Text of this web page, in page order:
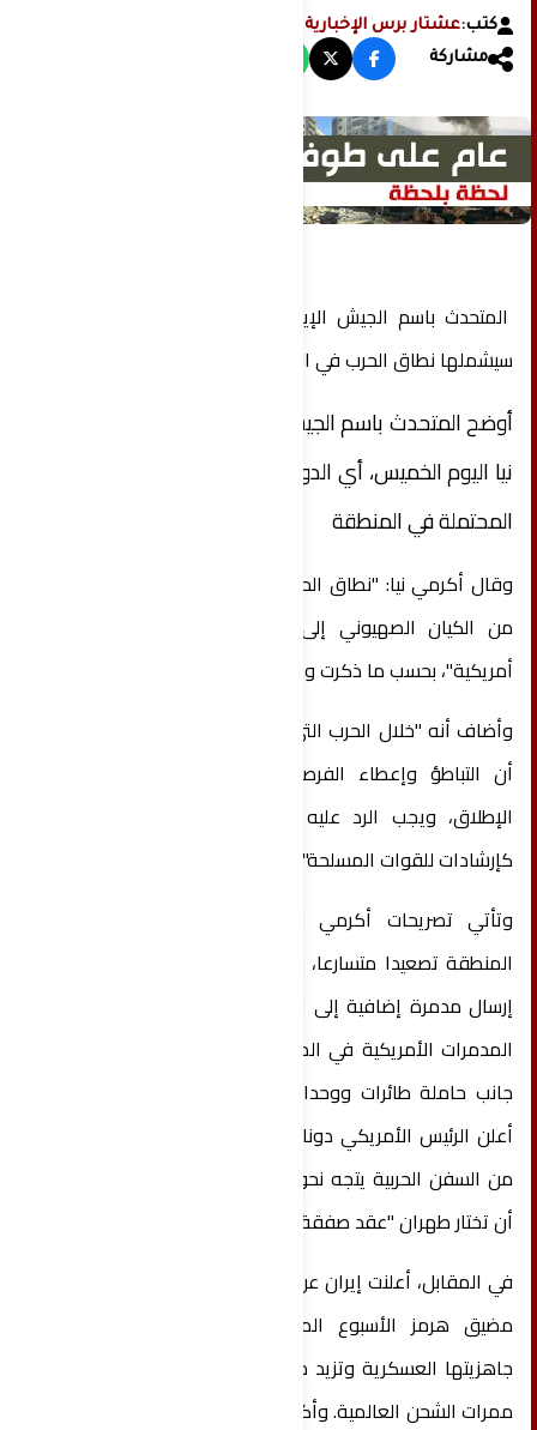
كتب:عشتار برس الإخبارية
مشاركة
المتحدث باسم الجيش الإيراني يعلن عن الدول التي
سيشملها نطاق الحرب في الشرق الأوسط
أوضح المتحدث باسم الجيش الإيراني محمد أكرمي
نيا اليوم الخميس، أي الدول سيشملها نطاق الحرب
المحتملة في المنطقة
وقال أكرمي نيا: "نطاق الحرب سيشمل المنطقة كلها
من الكيان الصهيوني إلى دول توجد فيها قواعد
أمريكية"، بحسب ما ذكرت وكالة "فارس".
أن التباطؤ وإعطاء الفرصة للعدو غير جائزين على
الإطلاق، ويجب الرد عليه فورا. وقد تم إبلاغ ذلك
كإرشادات للقوات المسلحة".
وتأتي تصريحات أكرمي نيا في وقت تشهد فيه
المنطقة تصعيدا متسارعا، مع إعلان الولايات المتحدة
إرسال مدمرة إضافية إلى الشرق الأوسط، ليرتفع عدد
المدمرات الأمريكية في المنطقة إلى ست، تعمل إلى
جانب حاملة طائرات ووحدات بحرية قتالية أخرى. كما
أعلن الرئيس الأمريكي دونالد ترامب أن أسطولا جديدا
من السفن الحربية يتجه نحو إيران، معربا عن أمله في
أن تختار طهران "عقد صفقة".
في المقابل، أعلنت إيران عن تدريبات بالذخيرة الحية في
مضيق هرمز الأسبوع المقبل، في خطوة تعكس
جاهزيتها العسكرية وتزيد من حدة التوتر في أحد أهم
ممرات الشحن العالمية. وأكد مسؤولون إيرانيون، بينهم